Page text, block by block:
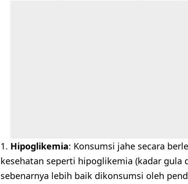
Hipoglikemia: Konsumsi jahe secara
kesehatan seperti hipoglikemia (kadar gula
sebenarnya lebih baik dikonsumsi oleh